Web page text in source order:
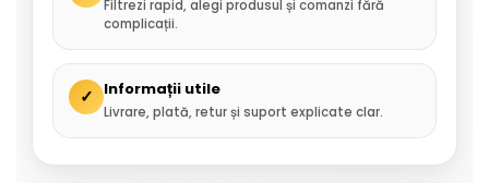
Filtrezi rapid, alegi produsul și comanzi fără
complicații.
✓ Informații utile
Livrare, plată, retur și suport explicate clar.